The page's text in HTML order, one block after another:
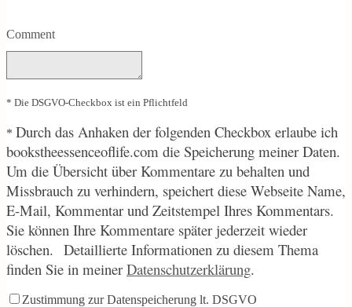
Comment
* Die DSGVO-Checkbox ist ein Pflichtfeld
* Durch das Anhaken der folgenden Checkbox erlaube ich
bookstheessenceoflife.com die Speicherung meiner Daten.
Um die Übersicht über Kommentare zu behalten und
Missbrauch zu verhindern, speichert diese Webseite Name,
E-Mail, Kommentar und Zeitstempel Ihres Kommentars.
Sie können Ihre Kommentare später jederzeit wieder
löschen. Detaillierte Informationen zu diesem Thema
finden Sie in meiner Datenschutzerklärung.
Zustimmung zur Datenspeicherung lt. DSGVO